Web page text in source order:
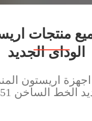
منتجات
الوداى الجديد
اريستون
الخط الساخن 19451